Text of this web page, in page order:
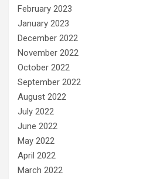
February 2023
January 2023
December 2022
November 2022
October 2022
September 2022
August 2022
July 2022
June 2022
May 2022
April 2022
March 2022